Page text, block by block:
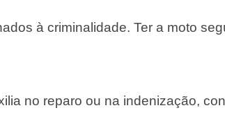
à criminalidade. Ter a moto
no reparo ou na indenização,